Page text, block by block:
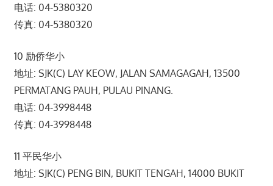
电话: 04-5380320
传真: 04-5380320
10 励侨华小
地址: SJK(C) LAY KEOW, JALAN SAMAGAGAH, 13500
PERMATANG PAUH, PULAU PINANG.
电话: 04-3998448
传真: 04-3998448
11 平民华小
地址: SJK(C) PENG BIN, BUKIT TENGAH, 14000 BUKIT